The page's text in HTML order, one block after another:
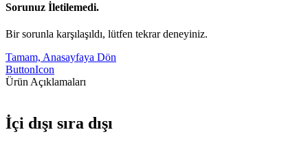
Sorunuz İletilemedi.
Bir sorunla karşılaşıldı, lütfen tekrar deneyiniz.
Tamam, Anasayfaya Dön
ButtonIcon
Ürün Açıklamaları
İçi dışı sıra dışı